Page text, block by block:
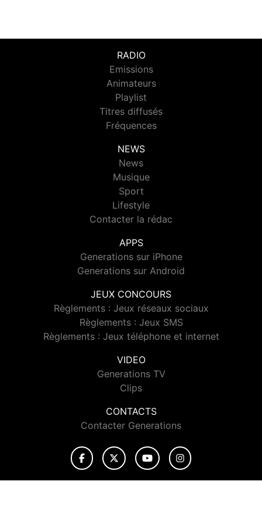
RADIO
Emissions
Animateurs
Playlist
Titres diffusés
Fréquences
NEWS
News
Musique
Sport
Lifestyle
Contacter la rédac
APPS
Generations sur iPhone
Generations sur Android
JEUX CONCOURS
Règlements : Jeux réseaux sociaux
Règlements : Jeux SMS
Règlements : Jeux téléphone et internet
VIDEO
Generations TV
Clips
CONTACTS
Contacter Generations